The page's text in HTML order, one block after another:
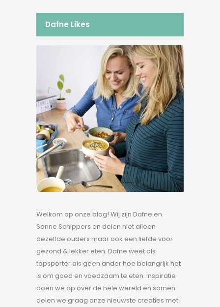
Dafne Likes
Welkom op onze blog! Wij zijn Dafne en
Sanne Schippers en delen niet alleen
dezelfde ouders maar ook een liefde voor
gezond & lekker eten. Dafne weet als
topsporter als geen ander hoe belangrijk het
is om goed en voedzaam te eten. Inspiratie
doen we op over de hele wereld en samen
delen we graag onze nieuwste creaties met